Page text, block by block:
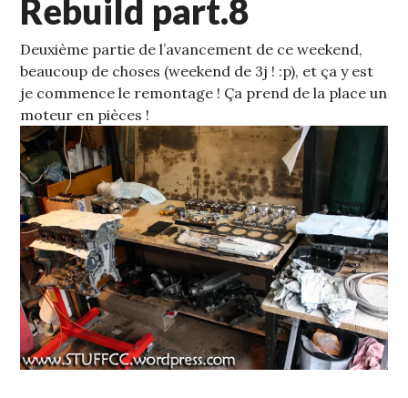
Rebuild part.8
Deuxième partie de l’avancement de ce weekend,
beaucoup de choses (weekend de 3j ! :p), et ça y est
je commence le remontage ! Ça prend de la place un
moteur en pièces !